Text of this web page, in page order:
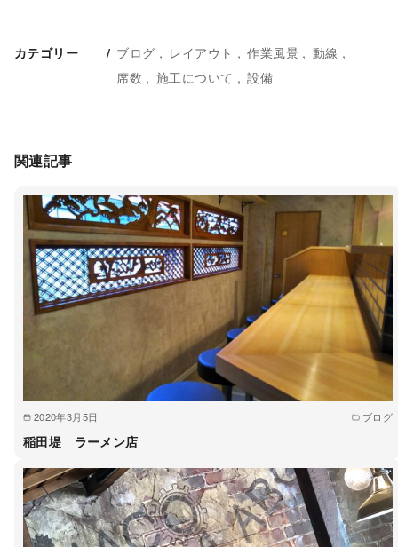
カテゴリー ブログ レイアウト 作業風景
動線
席数
施工について 設備
関連記事
2020年3月5日 ブログ
稲田堤 ラーメン店